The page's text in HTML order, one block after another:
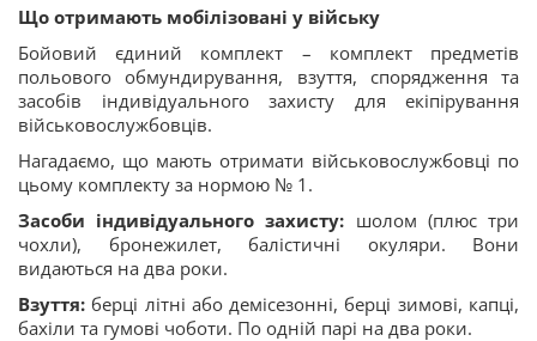
Що отримають мобілізовані у війську
Бойовий єдиний комплект – комплект предметів
польового обмундирування, взуття, спорядження та
засобів індивідуального захисту для екіпірування
військовослужбовців.
Нагадаємо, що мають отримати військовослужбовці по
цьому комплекту за нормою № 1.
Засоби індивідуального захисту: шолом (плюс три
чохли), бронежилет, балістичні окуляри. Вони
видаються на два роки.
Взуття:берці літні або демісезонні, берці зимові, капці,
бахіли та гумові чоботи. По одній парі на два роки.